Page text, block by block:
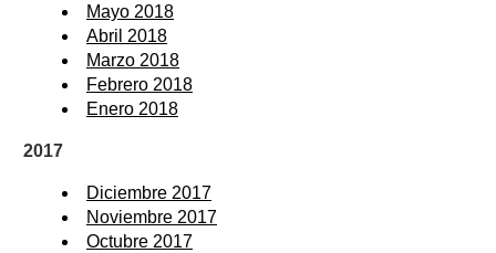
Mayo 2018
Abril 2018
Marzo 2018
Febrero 2018
Enero 2018
2017
Diciembre 2017
Noviembre 2017
Octubre 2017